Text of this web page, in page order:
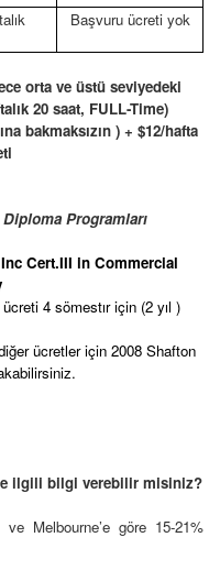
Başvuru ücreti yok
orta ve üstü seviyedeki
20 saat, FULL-Time)
bakmaksızın ) + $12/hafta
Diploma Programları
Cert.III in Commercial
4 sömestır için (2 yıl )
ücretler için 2008 Shafton
ilgili bilgi verebilir misiniz?
Melbourne’e göre 15-21%